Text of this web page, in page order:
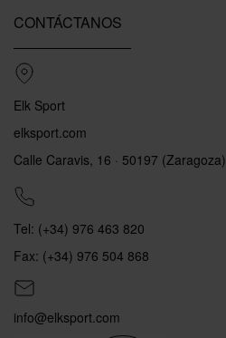
CONTÁCTANOS
Elk Sport
elksport.com
Calle Caravis, 16 · 50197 (Zaragoza)
Tel: (+34) 976 463 820
Fax: (+34) 976 504 868
info@elksport.com